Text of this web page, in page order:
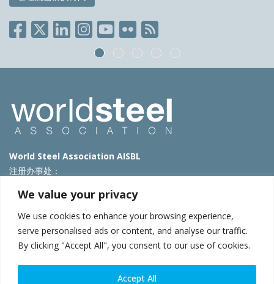
We value your privacy
We use cookies to enhance your browsing experience,
serve personalised ads or content, and analyse our traffic.
By clicking "Accept All", you consent to our use of cookies.
Accept All
World Steel Association AISBL
注册办事处：
T: +32 2 702 89 00 – E:steel@worldsteel.org
北京市朝阳区霄云路40号院国航世纪大厦1号楼3层3F
E:china@worldsteel.org
使用条款|隐私政策